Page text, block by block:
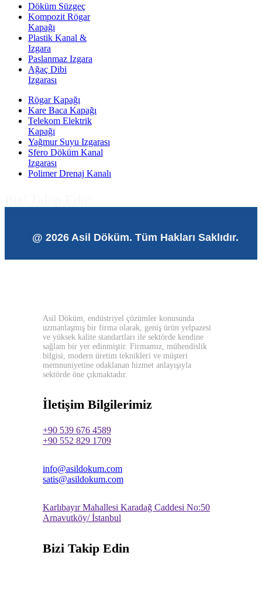
Döküm Süzgeç
Kompozit Rögar
Kapağı
Plastik Kanal &
Izgara
Paslanmaz Izgara
Ağaç Dibi
Izgarası
Rögar Kapağı
Kare Baca Kapağı
Telekom Elektrik
Kapağı
Yağmur Suyu Izgarası
Sfero Döküm Kanal
Izgarası
Polimer Drenaj Kanalı
@ 2026 Asil Döküm. Tüm Hakları Saklıdır.
Asil Döküm, endüstriyel çözümler konusunda
uzmanlaşmış bir firma olarak, geniş ürün yelpazesi
ve yüksek kalite standartları ile sektörde kendine
sağlam bir yer edinmiştir. Firmamız, mühendislik
bilgisi, modern üretim teknikleri ve müşteri
memnuniyetine odaklanan hizmet anlayışıyla
sektörde öne çıkmaktadır.
İletişim Bilgilerimiz
+90 539 676 4589
+90 552 829 1709
info@asildokum.com
satis@asildokum.com
Karlıbayır Mahallesi Karadağ Caddesi No:50
Arnavutköy/ İstanbul
Bizi Takip Edin